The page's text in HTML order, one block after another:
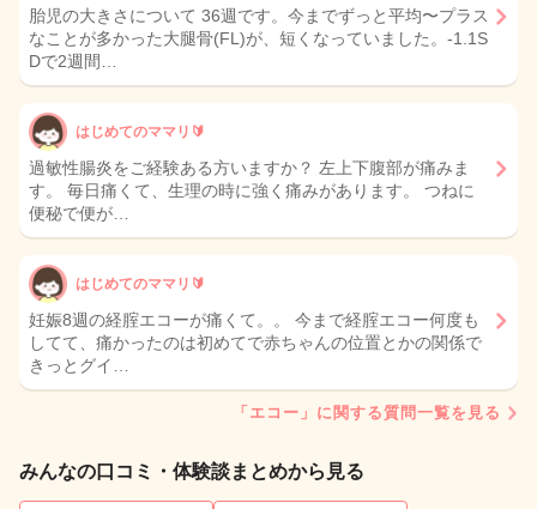
胎児の大きさについて 36週です。今までずっと平均〜プラス
なことが多かった大腿骨(FL)が、短くなっていました。-1.1S
Dで2週間…
はじめてのママリ🔰
過敏性腸炎をご経験ある方いますか？ 左上下腹部が痛みま
す。 毎日痛くて、生理の時に強く痛みがあります。 つねに
便秘で便が…
はじめてのママリ🔰
妊娠8週の経腟エコーが痛くて。。 今まで経腟エコー何度も
してて、痛かったのは初めてで赤ちゃんの位置とかの関係で
きっとグイ…
「エコー」に関する質問一覧を見る
みんなの口コミ・体験談まとめから見る